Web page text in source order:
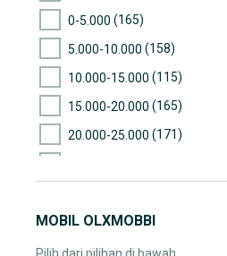
0-5.000 (165)
5.000-10.000 (158)
10.000-15.000 (115)
15.000-20.000 (165)
20.000-25.000 (171)
35.000-40.000
40.000-45.000(105)
MOBIL OLXMOBBI